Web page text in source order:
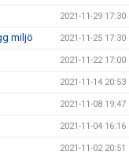
2021-11-29 17:30
miljö 2021-11-25 17:30
2021-11-22 17:00
2021-11-14 20:53
2021-11-08 19:47
2021-11-04 16:16
2021-11-02 20:51